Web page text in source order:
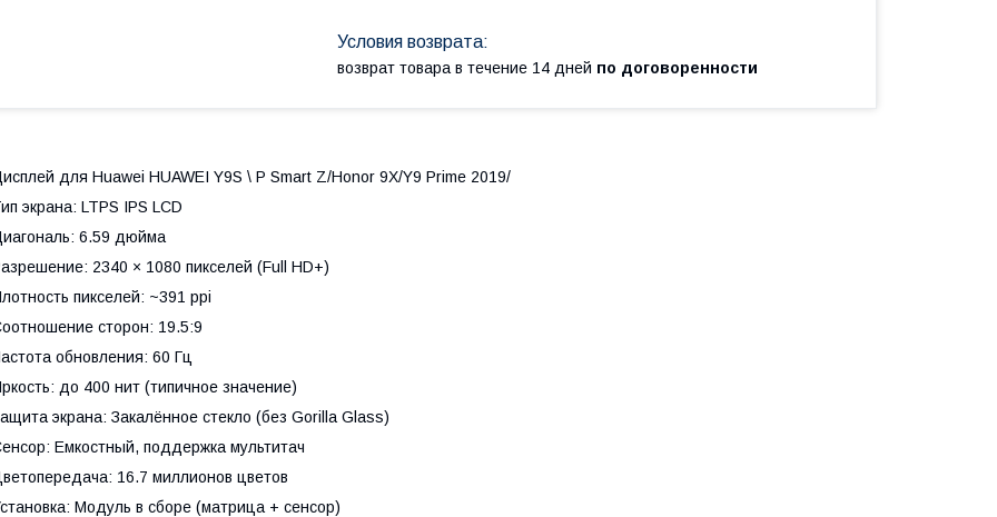
возврат товара в течение 14 дней по договоренности
для Huawei HUAWEI Y9S \ P Smart Z/Honor 9X/Y9 Prime 2019/
экрана: LTPS IPS LCD
6.59 дюйма
2340 × 1080 пикселей (Full HD+)
пикселей: ~391 ppi
сторон: 19.5:9
обновления: 60 Гц
до 400 нит (типичное значение)
экрана: Закалённое стекло (без Gorilla Glass)
Емкостный, поддержка мультитач
16.7 миллионов цветов
Модуль в сборе (матрица + сенсор)